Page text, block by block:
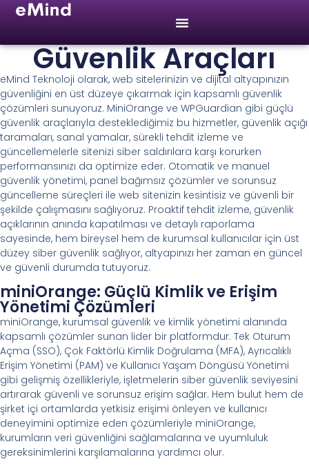
Güvenlik Araçları
eMind Teknoloji olarak, web sitelerinizin ve dijital altyapınızın
güvenliğini en üst düzeye çıkarmak için kapsamlı güvenlik
çözümleri sunuyoruz. MiniOrange ve WPGuardian gibi güçlü
güvenlik araçlarıyla desteklediğimiz bu hizmetler, güvenlik açığı
taramaları, sanal yamalar, sürekli tehdit izleme ve
güncellemelerle sitenizi siber saldırılara karşı korurken
performansınızı da optimize eder. Otomatik ve manuel
güvenlik yönetimi, panel bağımsız çözümler ve sorunsuz
güncelleme süreçleri ile web sitenizin kesintisiz ve güvenli bir
şekilde çalışmasını sağlıyoruz. Proaktif tehdit izleme, güvenlik
açıklarının anında kapatılması ve detaylı raporlama
sayesinde, hem bireysel hem de kurumsal kullanıcılar için üst
düzey siber güvenlik sağlıyor, altyapınızı her zaman en güncel
ve güvenli durumda tutuyoruz.
miniOrange: Güçlü Kimlik ve Erişim
Yönetimi Çözümleri
miniOrange, kurumsal güvenlik ve kimlik yönetimi alanında
kapsamlı çözümler sunan lider bir platformdur. Tek Oturum
Açma (SSO), Çok Faktörlü Kimlik Doğrulama (MFA), Ayrıcalıklı
Erişim Yönetimi (PAM) ve Kullanıcı Yaşam Döngüsü Yönetimi
gibi gelişmiş özellikleriyle, işletmelerin siber güvenlik seviyesini
artırarak güvenli ve sorunsuz erişim sağlar. Hem bulut hem de
şirket içi ortamlarda yetkisiz erişimi önleyen ve kullanıcı
deneyimini optimize eden çözümleriyle miniOrange,
kurumların veri güvenliğini sağlamalarına ve uyumluluk
gereksinimlerini karşılamalarına yardımcı olur.